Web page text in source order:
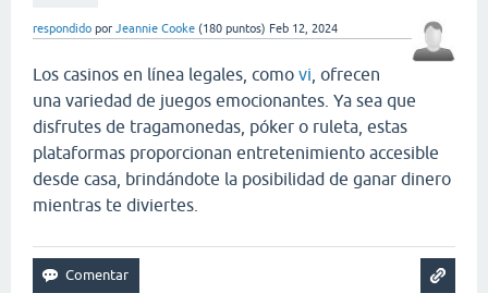
respondido por Jeannie Cooke (180 puntos) Feb 12, 2024
Los casinos en línea legales, como vi , ofrecen
una variedad de juegos emocionantes. Ya sea que
disfrutes de tragamonedas, póker o ruleta, estas
plataformas proporcionan entretenimiento accesible
desde casa, brindándote la posibilidad de ganar dinero
mientras te diviertes.